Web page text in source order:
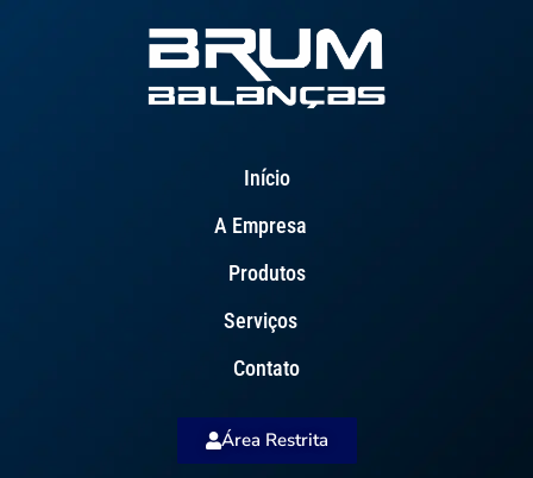
Início
A Empresa
Produtos
Serviços
Contato
Área Restrita